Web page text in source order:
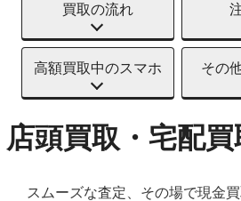
買取の流れ
高額買取中のスマホ その
店頭買取・宅配
スムーズな査定、その場で現金